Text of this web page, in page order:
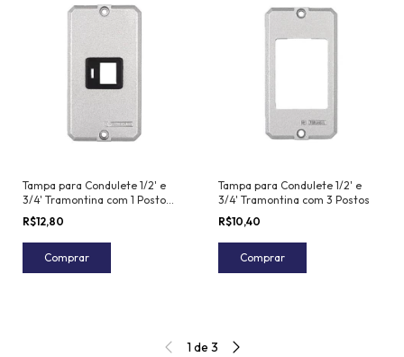
Tampa para Condulete 1/2' e
3/4' Tramontina com 1 Posto
com Suporte para RJ
R$12,80
Comprar
Tampa para Condulete 1/2' e
3/4' Tramontina com 3 Postos
R$10,40
Comprar
1 de 3